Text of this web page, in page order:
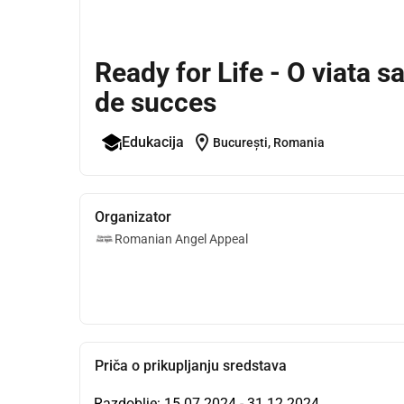
Ready for Life - O viata
de succes
Edukacija location_on București, Romania
Organizator
Romanian Angel Appeal
Priča o prikupljanju sredstava